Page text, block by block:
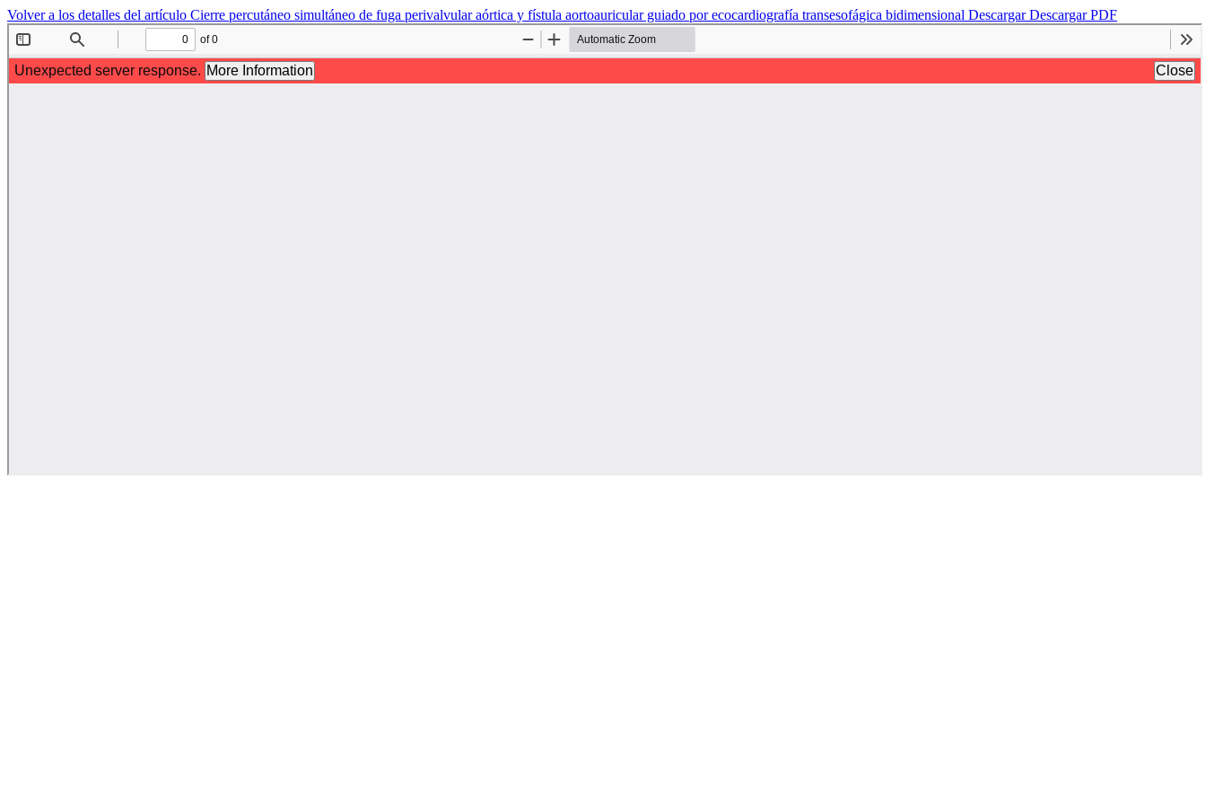
Volver a los detalles del artículo Cierre percutáneo simultáneo de fuga perivalvular aórtica y fístula aortoauricular guiado por ecocardiografía transesofágica bidimensional DescargarDescargar PDF